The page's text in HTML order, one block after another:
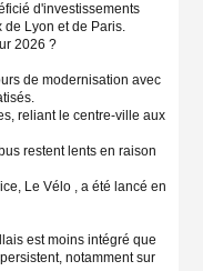
d'investissements
de Lyon et de Paris.
2026 ?
de modernisation avec
reliant le centre-ville aux
restent lents en raison
Le Vélo , a été lancé en
est moins intégré que
notamment sur